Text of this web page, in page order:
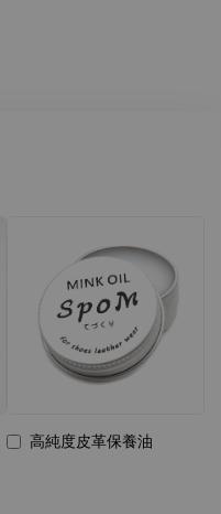
高純度皮革保養油